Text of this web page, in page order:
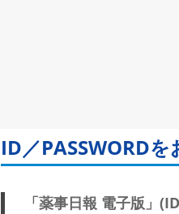
ID／PASSWORD
「薬事日報 電子版」